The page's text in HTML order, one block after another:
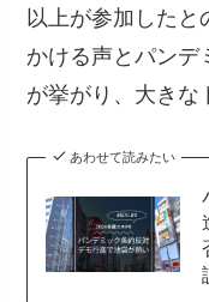
以上が参加した
かける声とパンデ
が挙がり、大きな
あわせて読みたい